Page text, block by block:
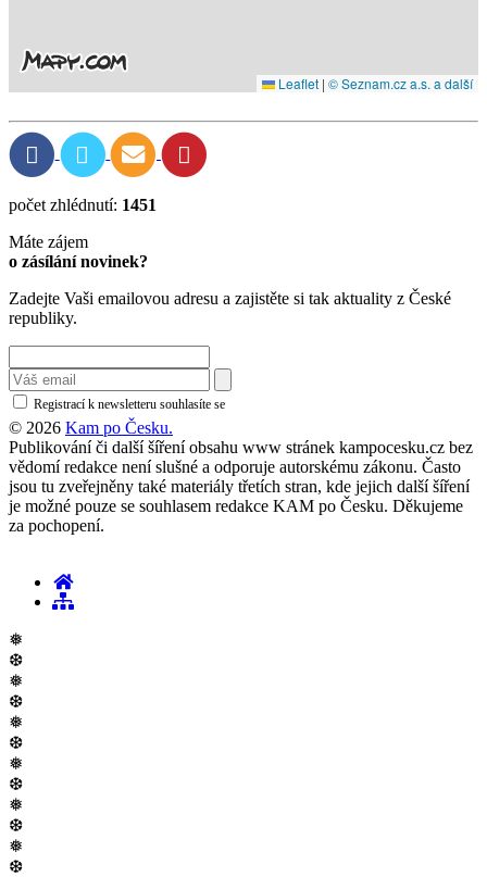
Leaflet | © Seznam.cz a.s. a další
počet zhlédnutí: 1451
Máte zájem
o zásílání novinek?
Zadejte Vaši emailovou adresu a zajistěte si tak aktuality z České
republiky.
Registrací k newsletteru souhlasíte se
© 2026 Kam po Česku.
Publikování či další šíření obsahu www stránek kampocesku.cz bez
vědomí redakce není slušné a odporuje autorskému zákonu. Často
jsou tu zveřejněny také materiály třetích stran, kde jejich další šíření
je možné pouze se souhlasem redakce KAM po Česku. Děkujeme
za pochopení.
❅
❆
❅
❆
❅
❆
❅
❆
❅
❆
❅
❆